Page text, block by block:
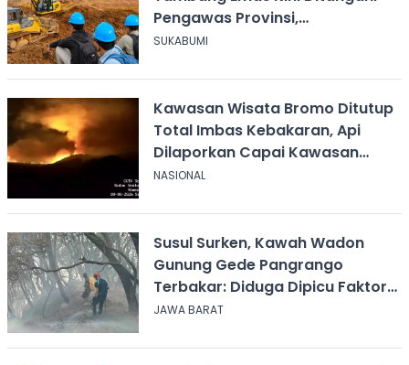
Pengawas Provinsi,
Disnakertrans Sukabumi Terus
SUKABUMI
Kawasan Wisata Bromo Ditutup
Total Imbas Kebakaran, Api
Dilaporkan Capai Kawasan
Sabana
NASIONAL
Susul Surken, Kawah Wadon
Gunung Gede Pangrango
Terbakar: Diduga Dipicu Faktor
Alam
JAWA BARAT